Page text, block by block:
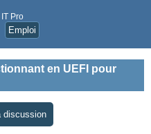
Pro
Emploi
en UEFI pour
discussion